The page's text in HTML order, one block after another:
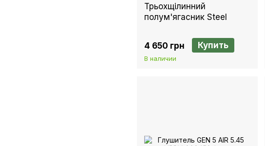
Трьохщілинний
полум'ягасник Steel
4 650 грн Купить
В наличии